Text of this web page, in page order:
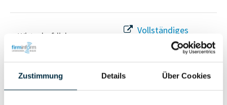
Zustimmung Details Über Cookies
Wirtschaftlich
Berechtigter
Vollständiges
Unternehmensprofil